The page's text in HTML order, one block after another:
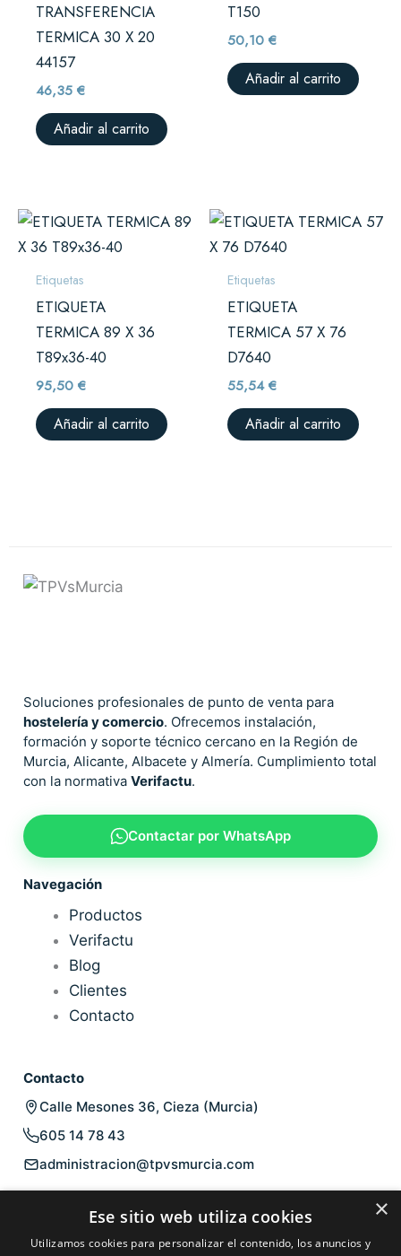
TRANSFERENCIA
TERMICA 30 X 20
44157
46,35€
Añadir al carrito
T150
50,10€
Añadir al carrito
Etiquetas
ETIQUETA
TERMICA 89 X 36
T89x36-40
95,50€
Añadir al carrito
Etiquetas
ETIQUETA
TERMICA 57 X 76
D7640
55,54€
Añadir al carrito
Soluciones profesionales de punto de venta para
hostelería y comercio. Ofrecemos instalación,
formación y soporte técnico cercano en la Región de
Murcia, Alicante, Albacete y Almería. Cumplimiento total
con la normativa Verifactu.
Contactar por WhatsApp
Navegación
Productos
Verifactu
Blog
Clientes
Contacto
Contacto
Calle Mesones 36, Cieza (Murcia)
605 14 78 43
administracion@tpvsmurcia.com
×
Ese sitio web utiliza cookies
Utilizamos cookies para personalizar el contenido, los anuncios y